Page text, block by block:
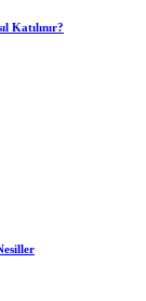
Katılınır?